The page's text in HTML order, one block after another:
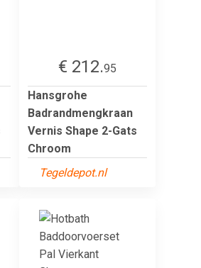
€ 212.95
Hansgrohe
Badrandmengkraan
Vernis Shape 2-Gats
Chroom
Tegeldepot.nl